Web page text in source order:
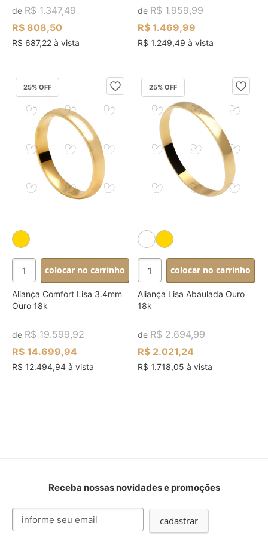
de R$ 1.347,49
R$ 808,50
R$ 687,22 à vista
deR$ 1.959,99
R$ 1.469,99
R$ 1.249,49 à vista
25% OFF
colocar no carrinho
Aliança Comfort Lisa 3.4mm
Ouro 18k
de R$ 19.599,92
R$ 14.699,94
R$ 12.494,94 à vista
25% OFF
colocar no carrinho
Aliança Lisa Abaulada Ouro
18k
deR$ 2.694,99
R$ 2.021,24
R$ 1.718,05 à vista
Receba nossas novidades e promoções
Inscreva-
cadastrar